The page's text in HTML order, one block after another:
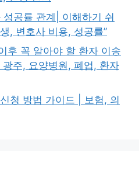
공률 관계| 이해하기 쉬
, 변호사 비용, 성공률”
후 꼭 알아야 할 환자 이송
주, 요양병원, 폐업, 환자
청 방법 가이드 | 보험, 의